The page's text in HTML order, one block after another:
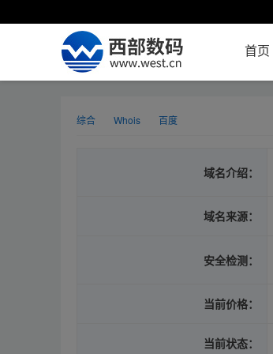
首页
综合 Whois 百度
域名介绍：
域名来源：
安全检测：
当前价格：
当前状态：